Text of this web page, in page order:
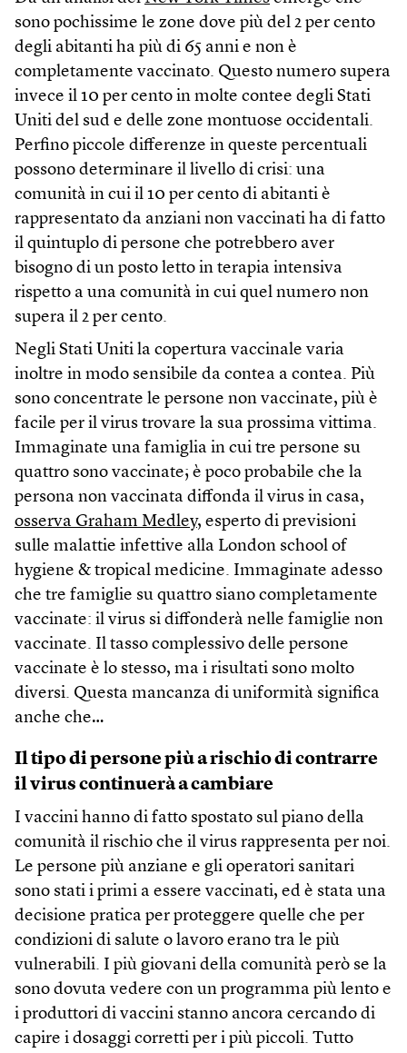
sono pochissime le zone dove più del 2 per cento
degli abitanti ha più di 65 anni e non è
completamente vaccinato. Questo numero supera
invece il 10 per cento in molte contee degli Stati
Uniti del sud e delle zone montuose occidentali.
Perfino piccole differenze in queste percentuali
possono determinare il livello di crisi: una
comunità in cui il 10 per cento di abitanti è
rappresentato da anziani non vaccinati ha di fatto
il quintuplo di persone che potrebbero aver
bisogno di un posto letto in terapia intensiva
rispetto a una comunità in cui quel numero non
supera il 2 per cento.
Negli Stati Uniti la copertura vaccinale varia
inoltre in modo sensibile da contea a contea. Più
sono concentrate le persone non vaccinate, più è
facile per il virus trovare la sua prossima vittima.
Immaginate una famiglia in cui tre persone su
quattro sono vaccinate; è poco probabile che la
persona non vaccinata diffonda il virus in casa,
osserva Graham Medley, esperto di previsioni
sulle malattie infettive alla London school of
hygiene & tropical medicine. Immaginate adesso
che tre famiglie su quattro siano completamente
vaccinate: il virus si diffonderà nelle famiglie non
vaccinate. Il tasso complessivo delle persone
vaccinate è lo stesso, ma i risultati sono molto
diversi. Questa mancanza di uniformità significa
anche che…
Il tipo di persone più a rischio di contrarre
il virus continuerà a cambiare
I vaccini hanno di fatto spostato sul piano della
comunità il rischio che il virus rappresenta per noi.
Le persone più anziane e gli operatori sanitari
sono stati i primi a essere vaccinati, ed è stata una
decisione pratica per proteggere quelle che per
condizioni di salute o lavoro erano tra le più
vulnerabili. I più giovani della comunità però se la
sono dovuta vedere con un programma più lento e
i produttori di vaccini stanno ancora cercando di
capire i dosaggi corretti per i più piccoli. Tutto